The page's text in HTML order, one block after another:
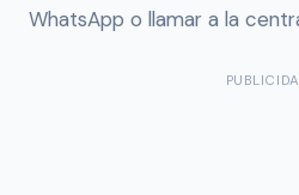
WhatsApp o llamar a la